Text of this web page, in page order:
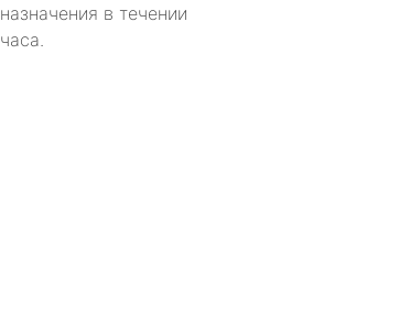
назначения в течении
часа.